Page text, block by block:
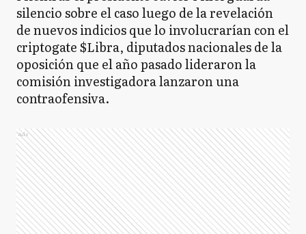
silencio sobre el caso luego de la revelación
de nuevos indicios que lo involucrarían con el
criptogate $Libra, diputados nacionales de la
oposición que el año pasado lideraron la
comisión investigadora lanzaron una
contraofensiva.
Ads